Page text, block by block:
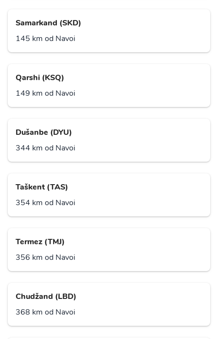
Samarkand (SKD)
145 km od Navoi
Qarshi (KSQ)
149 km od Navoi
Dušanbe (DYU)
344 km od Navoi
Taškent (TAS)
354 km od Navoi
Termez (TMJ)
356 km od Navoi
Chudžand (LBD)
368 km od Navoi